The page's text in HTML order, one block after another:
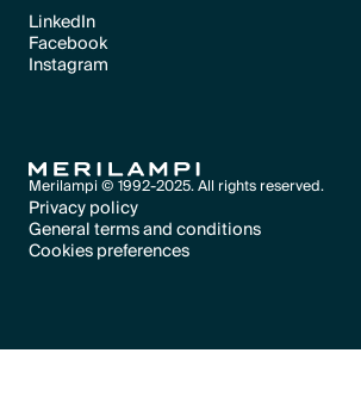
LinkedIn
Text Link
Facebook
Text Link
Instagram
Merilampi © 1992-2025. All rights reserved.
Privacy policy
Text Link
General terms and conditions
Text Link
Cookies preferences